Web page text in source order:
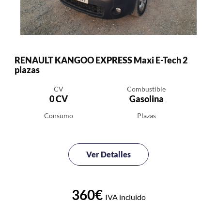
RENAULT KANGOO EXPRESS Maxi E-Tech 2
plazas
CV
0 CV
Combustible
Gasolina
Consumo Plazas
Ver Detalles
360€ IVA incluido